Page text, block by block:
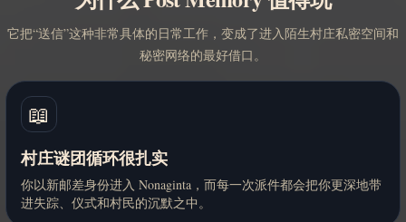
它把“送信”这种非常具体的日常工作，变成了进入陌生村庄私密空间和
秘密网络的最好借口。
📖
村庄谜团循环很扎实
你以新邮差身份进入 Nonaginta，而每一次派件都会把你更深地带
进失踪、仪式和村民的沉默之中。